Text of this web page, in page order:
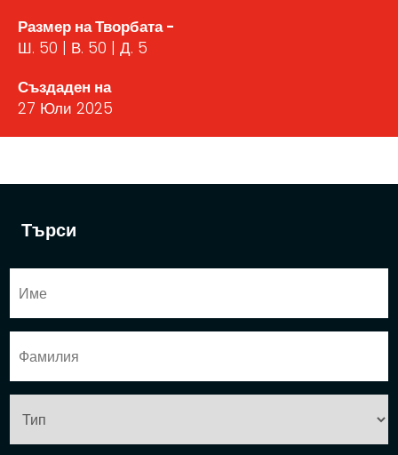
Търси
Размер на Творбата -
Ш. 50 | В. 50 | Д. 5
Създаден на
27 Юли 2025